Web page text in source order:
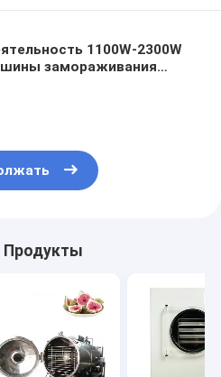
1100W-2300W
замораживания
Продукты